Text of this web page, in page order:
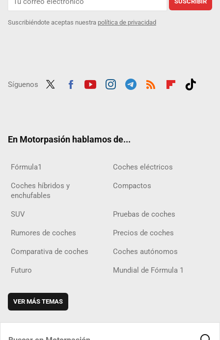
Suscribiéndote aceptas nuestra política de privacidad
Síguenos
En Motorpasión hablamos de...
Fórmula1 Coches eléctricos
Coches híbridos y
enchufables
Compactos
SUV Pruebas de coches
Rumores de coches Precios de coches
Comparativa de coches Coches autónomos
Futuro Mundial de Fórmula 1
VER MÁS TEMAS